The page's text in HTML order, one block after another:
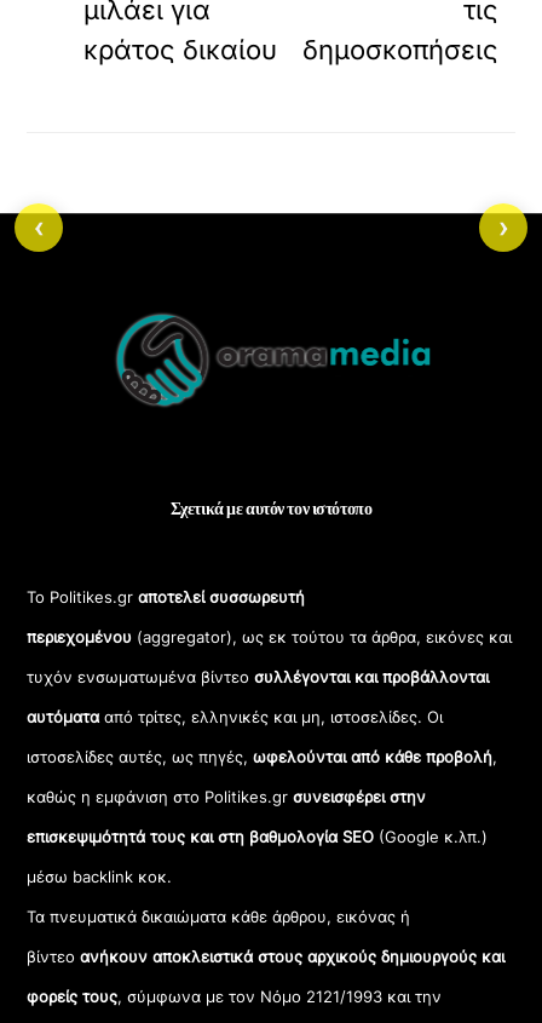
μιλάει για
κράτος δικαίου
τις
δημοσκοπήσεις
Top
Σχετικά με αυτόν τον ιστότοπο
Το Politikes.grαποτελεί συσσωρευτή
περιεχομένου (aggregator), ως εκ τούτου τα άρθρα, εικόνες και
τυχόν ενσωματωμένα βίντεοσυλλέγονται και προβάλλονται
αυτόματααπό τρίτες, ελληνικές και μη, ιστοσελίδες. Οι
ιστοσελίδες αυτές, ως πηγές,ωφελούνται από κάθε προβολή,
καθώς η εμφάνιση στο Politikes.gr συνεισφέρει στην
επισκεψιμότητά τους και στη βαθμολογία SEO (Google κ.λπ.)
μέσω backlink κοκ.
Τα πνευματικά δικαιώματα κάθε άρθρου, εικόνας ή
βίντεοανήκουν αποκλειστικά στους αρχικούς δημιουργούς και
φορείς τους, σύμφωνα με τον Νόμο 2121/1993 και την
‹ ›